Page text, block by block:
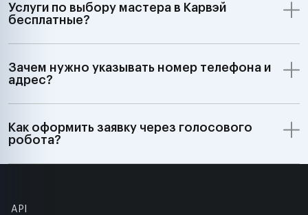
Услуги по выбору мастера в Карвэй
бесплатные?
Зачем нужно указывать номер телефона и
адрес?
Как оформить заявку через голосового
робота?
API